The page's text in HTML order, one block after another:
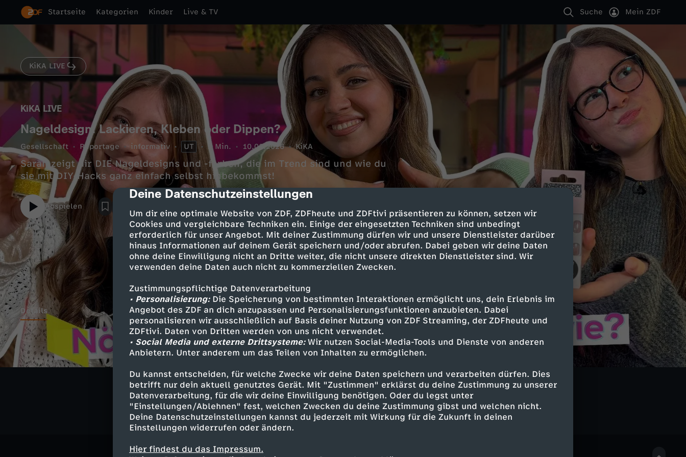
cmp-dialog-description
Deine Datenschutzeinstellungen
Um dir eine optimale Website von ZDF, ZDFheute und ZDFtivi präsentieren zu können, setzen wir
Cookies und vergleichbare Techniken ein. Einige der eingesetzten Techniken sind unbedingt
erforderlich für unser Angebot. Mit deiner Zustimmung dürfen wir und unsere Dienstleister darüber
hinaus Informationen auf deinem Gerät speichern und/oder abrufen. Dabei geben wir deine Daten
ohne deine Einwilligung nicht an Dritte weiter, die nicht unsere direkten Dienstleister sind. Wir
verwenden deine Daten auch nicht zu kommerziellen Zwecken.
Zustimmungspflichtige Datenverarbeitung
• Personalisierung:Die Speicherung von bestimmten Interaktionen ermöglicht uns, dein Erlebnis im
Angebot des ZDF an dich anzupassen und Personalisierungsfunktionen anzubieten. Dabei
personalisieren wir ausschließlich auf Basis deiner Nutzung von ZDF Streaming, der ZDFheute und
ZDFtivi. Daten von Dritten werden von uns nicht verwendet.
• Social Media und externe Drittsysteme:Wir nutzen Social-Media-Tools und Dienste von anderen
Anbietern. Unter anderem um das Teilen von Inhalten zu ermöglichen.
Du kannst entscheiden, für welche Zwecke wir deine Daten speichern und verarbeiten dürfen. Dies
betrifft nur dein aktuell genutztes Gerät. Mit "Zustimmen" erklärst du deine Zustimmung zu unserer
Datenverarbeitung, für die wir deine Einwilligung benötigen. Oder du legst unter
"Einstellungen/Ablehnen" fest, welchen Zwecken du deine Zustimmung gibst und welchen nicht.
Deine Datenschutzeinstellungen kannst du jederzeit mit Wirkung für die Zukunft in deinen
Einstellungen widerrufen oder ändern.
Hier findest du das Impressum.
Startseite Kategorien Kinder Live & TV Suche Mein ZDF
KiKA LIVE
KiKA LIVE
Nageldesign: Lackieren, Kleben oder Dippen?
Gesellschaft Reportage informativ UT 9 Min. 10.06.2026 KiKA
Sarah zeigt dir DIE Nageldesigns und -farben, die im Trend sind und wie du
sie mit DIY-Hacks ganz einfach selbst hinbekommst!
Abspielen
Details
Ähnliche Inhalte entdecken
Gesellschaft Reportage informativ Untertitel KiKA LIVE